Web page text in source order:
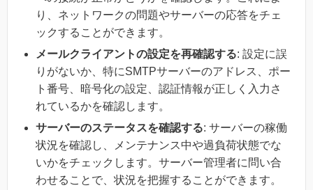
り、ネットワークの問題やサーバーの応答をチェ
ックすることができます。
メールクライアントの設定を再確認する: 設定に誤
りがないか、特にSMTPサーバーのアドレス、ポー
ト番号、暗号化の設定、認証情報が正しく入力さ
れているかを確認します。
サーバーのステータスを確認する: サーバーの稼働
状況を確認し、メンテナンス中や過負荷状態でな
いかをチェックします。サーバー管理者に問い合
わせることで、状況を把握することができます。